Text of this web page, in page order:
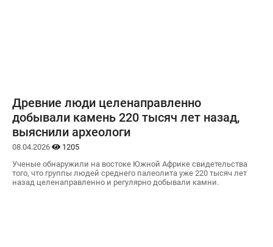
Древние люди целенаправленно
добывали камень 220 тысяч лет назад,
выяснили археологи
08.04.2026
1205
Ученые обнаружили на востоке Южной Африке свидетельства
того, что группы людей среднего палеолита уже 220 тысяч лет
назад целенаправленно и регулярно добывали камни.